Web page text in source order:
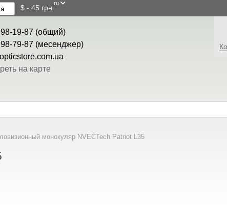
$ - 45 грн
ru
19-87 (общий)
79-87 (месенджер)
на карте
монокуляр NVECTech Patriot L35